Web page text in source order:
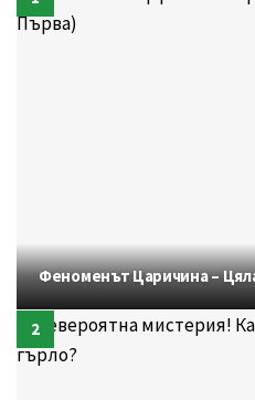
Феноменът Царичина –